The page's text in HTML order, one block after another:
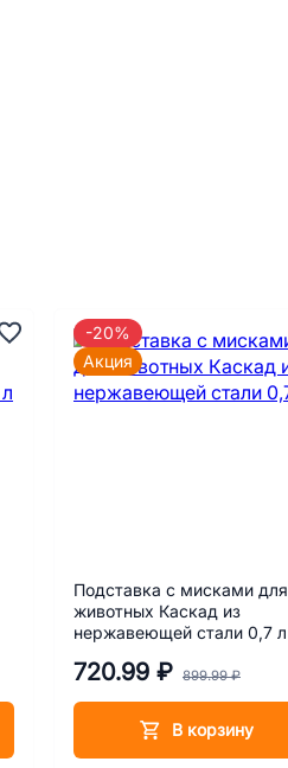
Подставка с мисками для
животных Каскад из
нержавеющей стали 0,7 л
720.99 ₽ 899.99 ₽
В корзину
-20%
Акция